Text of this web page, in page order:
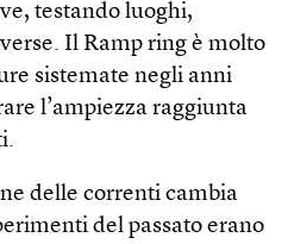
testando luoghi,
Il Ramp ring è molto
sistemate negli anni
l’ampiezza raggiunta
delle correnti cambia
del passato erano